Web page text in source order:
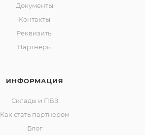
Документы
Контакты
Реквизиты
Партнеры
ИНФОРМАЦИЯ
Склады и ПВЗ
Как стать партнером
Блог